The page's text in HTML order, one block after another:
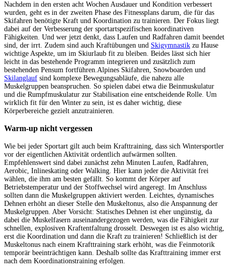
Nachdem in den ersten acht Wochen Ausdauer und Kondition verbessert
wurden, geht es in der zweiten Phase des Fitnessplans darum, die für das
Skifahren benötigte Kraft und Koordination zu trainieren. Der Fokus liegt
dabei auf der Verbesserung der sportartspezifischen koordinativen
Fähigkeiten. Und wer jetzt denkt, dass Laufen und Radfahren damit beendet
sind, der irrt. Zudem sind auch Kraftübungen und Skigymnastik zu Hause
wichtige Aspekte, um im Skiurlaub fit zu bleiben. Beides lässt sich hier
leicht in das bestehende Programm integrieren und zusätzlich zum
bestehenden Pensum fortführen.Alpines Skifahren, Snowboarden und
Skilanglauf sind komplexe Bewegungsabläufe, die nahezu alle
Muskelgruppen beanspruchen. So spielen dabei etwa die Beinmuskulatur
und die Rumpfmuskulatur zur Stabilisation eine entscheidende Rolle. Um
wirklich fit für den Winter zu sein, ist es daher wichtig, diese
Körperbereiche gezielt anzutrainieren.
Warm-up nicht vergessen
Wie bei jeder Sportart gilt auch beim Krafttraining, dass sich Wintersportler
vor der eigentlichen Aktivität ordentlich aufwärmen sollten.
Empfehlenswert sind dabei zunächst zehn Minuten Laufen, Radfahren,
Aerobic, Inlineskating oder Walking. Hier kann jeder die Aktivität frei
wählen, die ihm am besten gefällt. So kommt der Körper auf
Betriebstemperatur und der Stoffwechsel wird angeregt. Im Anschluss
sollten dann die Muskelgruppen aktiviert werden. Leichtes, dynamisches
Dehnen erhöht an dieser Stelle den Muskeltonus, also die Anspannung der
Muskelgruppen. Aber Vorsicht: Statisches Dehnen ist eher ungünstig, da
dabei die Muskelfasern auseinandergezogen werden, was die Fähigkeit zur
schnellen, explosiven Kraftentfaltung drosselt. Deswegen ist es also wichtig,
erst die Koordination und dann die Kraft zu trainieren! Schließlich ist der
Muskeltonus nach einem Krafttraining stark erhöht, was die Feinmotorik
temporär beeinträchtigen kann. Deshalb sollte das Krafttraining immer erst
nach dem Koordinationstraining erfolgen.